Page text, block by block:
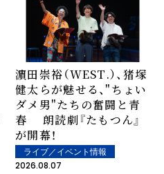
濵田崇裕（WEST.）、猪塚
健太らが魅せる、"ちょい
ダメ男"たちの奮闘と青
春 朗読劇『たもつん』
が開幕！
ライブ／イベント情報
2026.08.07